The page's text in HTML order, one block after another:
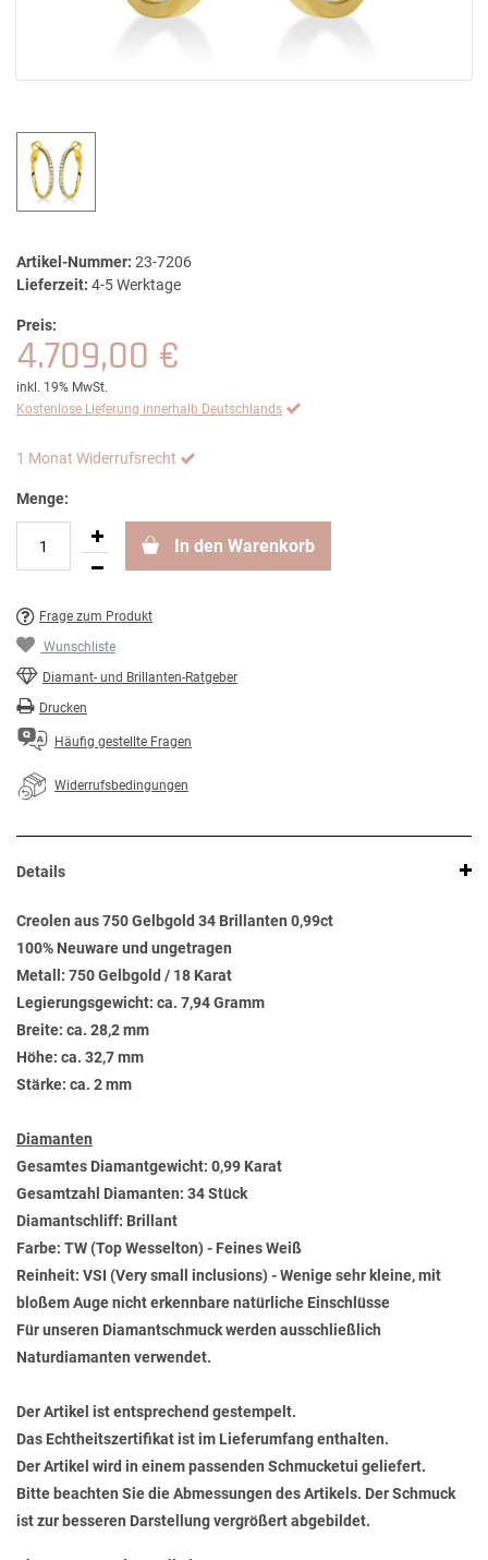
Artikel-Nummer: 23-7206
Lieferzeit: 4-5 Werktage
Preis:
4.709,00 €
inkl. 19% MwSt.
Kostenlose Lieferung innerhalb Deutschlands
1 Monat Widerrufsrecht
Menge:
In den Warenkorb
Frage zum Produkt
Wunschliste
Diamant- und Brillanten-Ratgeber
Drucken
Häufig gestellte Fragen
Widerrufsbedingungen
Details
Creolen aus 750 Gelbgold 34 Brillanten 0,99ct
100% Neuware und ungetragen
Metall: 750 Gelbgold / 18 Karat
Legierungsgewicht: ca. 7,94 Gramm
Breite: ca. 28,2 mm
Höhe: ca. 32,7 mm
Stärke: ca. 2 mm
Diamanten
Gesamtes Diamantgewicht: 0,99 Karat
Gesamtzahl Diamanten: 34 Stück
Diamantschliff: Brillant
Farbe: TW (Top Wesselton) - Feines Weiß
Reinheit: VSI (Very small inclusions) - Wenige sehr kleine, mit
bloßem Auge nicht erkennbare natürliche Einschlüsse
Für unseren Diamantschmuck werden ausschließlich
Naturdiamanten verwendet.
Der Artikel ist entsprechend gestempelt.
Das Echtheitszertifikat ist im Lieferumfang enthalten.
Der Artikel wird in einem passenden Schmucketui geliefert.
Bitte beachten Sie die Abmessungen des Artikels. Der Schmuck
ist zur besseren Darstellung vergrößert abgebildet.